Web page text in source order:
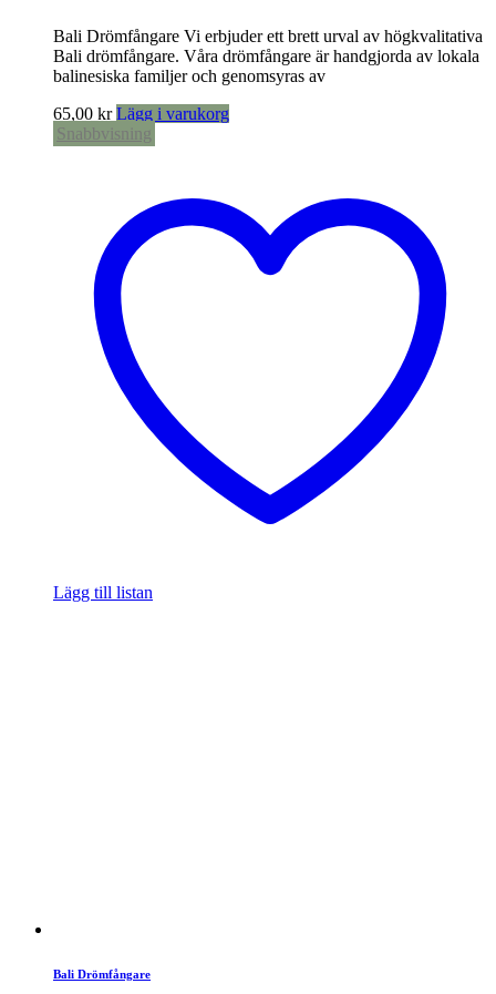
Bali Drömfångare Vi erbjuder ett brett urval av högkvalitativa
Bali drömfångare. Våra drömfångare är handgjorda av lokala
balinesiska familjer och genomsyras av
65,00 kr Lägg i varukorg
Snabbvisning
Lägg till listan
Bali Drömfångare